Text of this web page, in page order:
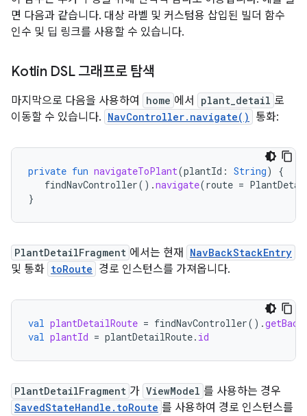
면 다음과 같습니다. 대상 라벨 및 커스텀용 삽입된 빌더 함수
인수 및 딥 링크를 사용할 수 있습니다.
Kotlin DSL 그래프로 탐색
마지막으로 다음을 사용하여 home 에서 plant_detail 로
이동할 수 있습니다. NavController.navigate() 통화:
private fun navigateToPlant(plantId : String)
{
findNavController().navigate(route =
}
PlantDetailFragment 에서는 현재 NavBackStackEntry
및 통화 toRoute 경로 인스턴스를 가져옵니다.
val plantDetailRoute = findNavController().
val plantId = plantDetailRoute. id
PlantDetailFragment 가 ViewModel 를 사용하는 경우
SavedStateHandle.toRoute 를 사용하여 경로 인스턴스를